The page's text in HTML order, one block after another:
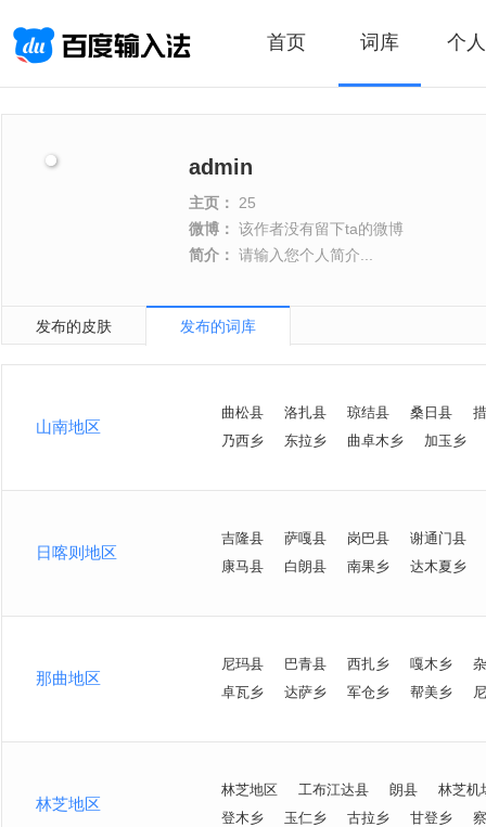
首页 词库 个
admin
主页：
25
微博： 该作者没有留下ta的微博
简介： 请输入您个人简介...
发布的皮肤 发布的词库
山南地区
曲松县 洛扎县 琼结县 桑日县
乃西乡
东拉乡 曲卓木乡 加玉乡
日喀则地区
吉隆县 萨嘎县 岗巴县
谢通门县
康马县
白朗县 南果乡 达木夏乡
那曲地区
尼玛县 巴青县 西扎乡 嘎木乡
卓瓦乡
达萨乡 军仓乡 帮美乡
林芝地区
林芝地区 工布江达县 朗县
林芝机
登木乡
玉仁乡 古拉乡 甘登乡